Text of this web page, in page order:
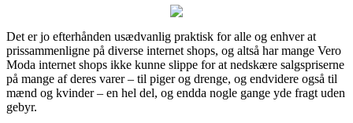
Det er jo efterhånden usædvanlig praktisk for alle og enhver at
prissammenligne på diverse internet shops, og altså har mange Vero
Moda internet shops ikke kunne slippe for at nedskære salgspriserne
på mange af deres varer – til piger og drenge, og endvidere også til
mænd og kvinder – en hel del, og endda nogle gange yde fragt uden
gebyr.